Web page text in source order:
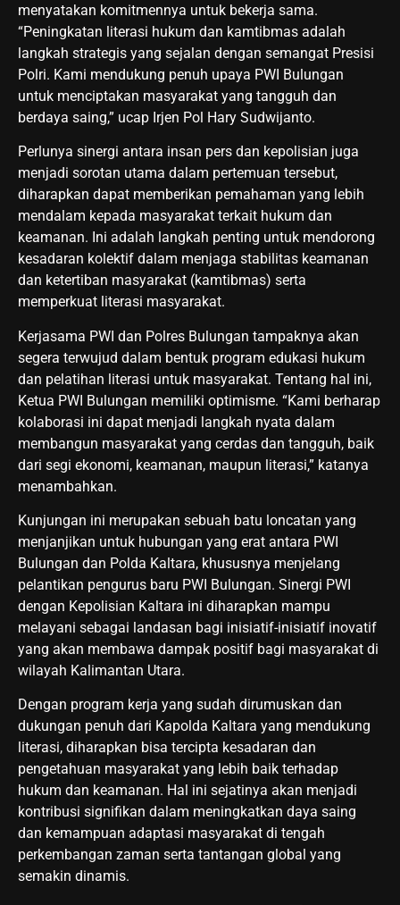
menyatakan komitmennya untuk bekerja sama.
“Peningkatan literasi hukum dan kamtibmas adalah
langkah strategis yang sejalan dengan semangat Presisi
Polri. Kami mendukung penuh upaya PWI Bulungan
untuk menciptakan masyarakat yang tangguh dan
berdaya saing,” ucap Irjen Pol Hary Sudwijanto.
Perlunya sinergi antara insan pers dan kepolisian juga
menjadi sorotan utama dalam pertemuan tersebut,
diharapkan dapat memberikan pemahaman yang lebih
mendalam kepada masyarakat terkait hukum dan
keamanan. Ini adalah langkah penting untuk mendorong
kesadaran kolektif dalam menjaga stabilitas keamanan
dan ketertiban masyarakat (kamtibmas) serta
memperkuat literasi masyarakat.
Kerjasama PWI dan Polres Bulungan tampaknya akan
segera terwujud dalam bentuk program edukasi hukum
dan pelatihan literasi untuk masyarakat. Tentang hal ini,
Ketua PWI Bulungan memiliki optimisme. “Kami berharap
kolaborasi ini dapat menjadi langkah nyata dalam
membangun masyarakat yang cerdas dan tangguh, baik
dari segi ekonomi, keamanan, maupun literasi,” katanya
menambahkan.
Kunjungan ini merupakan sebuah batu loncatan yang
menjanjikan untuk hubungan yang erat antara PWI
Bulungan dan Polda Kaltara, khususnya menjelang
pelantikan pengurus baru PWI Bulungan. Sinergi PWI
dengan Kepolisian Kaltara ini diharapkan mampu
melayani sebagai landasan bagi inisiatif-inisiatif inovatif
yang akan membawa dampak positif bagi masyarakat di
wilayah Kalimantan Utara.
Dengan program kerja yang sudah dirumuskan dan
dukungan penuh dari Kapolda Kaltara yang mendukung
literasi, diharapkan bisa tercipta kesadaran dan
pengetahuan masyarakat yang lebih baik terhadap
hukum dan keamanan. Hal ini sejatinya akan menjadi
kontribusi signifikan dalam meningkatkan daya saing
dan kemampuan adaptasi masyarakat di tengah
perkembangan zaman serta tantangan global yang
semakin dinamis.